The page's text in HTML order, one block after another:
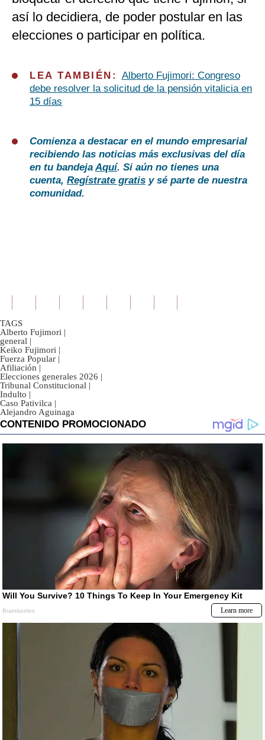
así lo decidiera, de poder postular en las
elecciones o participar en política.
LEA TAMBIÉN: Alberto Fujimori: Congreso
debe resolver la solicitud de la pensión vitalicia en
15 días
Comienza a destacar en el mundo empresarial
recibiendo las noticias más exclusivas del día
en tu bandejaAquí. Si aún no tienes una
cuenta, Regístrate gratis y sé parte de nuestra
comunidad.
TAGS
Alberto Fujimori |
general |
Keiko Fujimori |
Fuerza Popular |
Afiliación |
Elecciones generales 2026 |
Tribunal Constitucional |
Indulto |
Caso Pativilca |
Alejandro Aguinaga